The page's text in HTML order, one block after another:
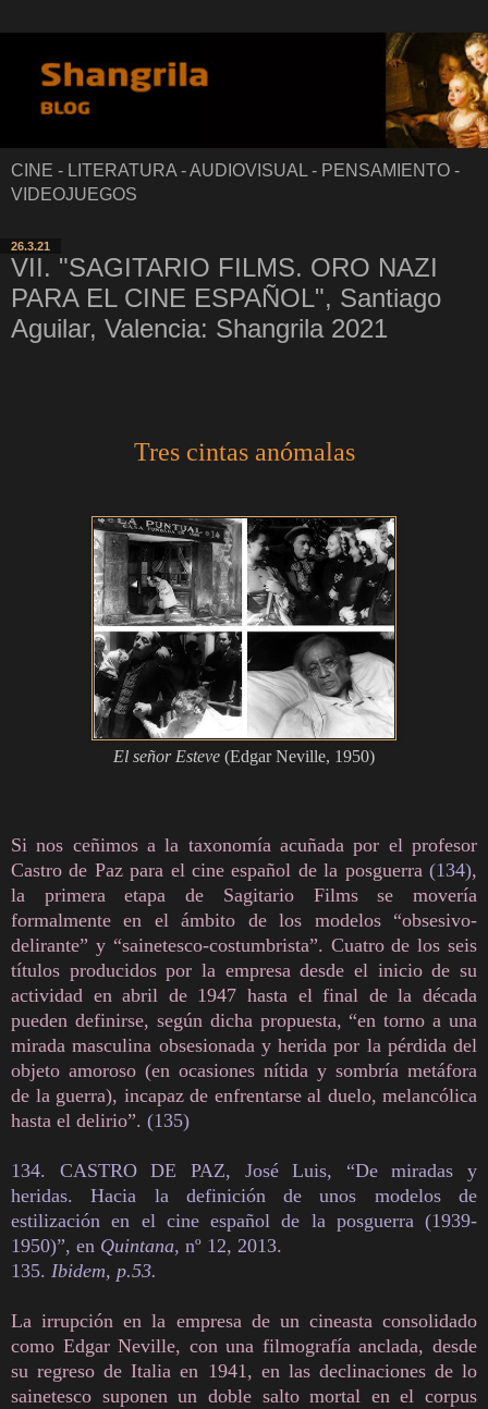
CINE - LITERATURA - AUDIOVISUAL - PENSAMIENTO -
VIDEOJUEGOS
26.3.21
VII. "SAGITARIO FILMS. ORO NAZI
PARA EL CINE ESPAÑOL", Santiago
Aguilar, Valencia: Shangrila 2021
Tres cintas anómalas
El señor Esteve (Edgar Neville, 1950)
Si nos ceñimos a la taxonomía acuñada por el profesor
Castro de Paz para el cine español de la posguerra (134),
la primera etapa de Sagitario Films se movería
formalmente en el ámbito de los modelos “obsesivo-
delirante” y “sainetesco-costumbrista”. Cuatro de los seis
títulos producidos por la empresa desde el inicio de su
actividad en abril de 1947 hasta el final de la década
pueden definirse, según dicha propuesta, “en torno a una
mirada masculina obsesionada y herida por la pérdida del
objeto amoroso (en ocasiones nítida y sombría metáfora
de la guerra), incapaz de enfrentarse al duelo, melancólica
hasta el delirio”. (135)
134. CASTRO DE PAZ, José Luis, “De miradas y
heridas. Hacia la definición de unos modelos de
estilización en el cine español de la posguerra (1939-
1950)”, en Quintana, nº 12, 2013.
135. Ibidem, p.53.
La irrupción en la empresa de un cineasta consolidado
como Edgar Neville, con una filmografía anclada, desde
su regreso de Italia en 1941, en las declinaciones de lo
sainetesco suponen un doble salto mortal en el corpus